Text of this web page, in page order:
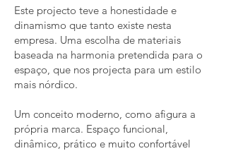
Este projecto teve a honestidade e
dinamismo que tanto existe nesta
empresa. Uma escolha de materiais
baseada na harmonia pretendida para o
espaço, que nos projecta para um estilo
mais nórdico.
Um conceito moderno, como afigura a
própria marca. Espaço funcional,
dinâmico, prático e muito confortável